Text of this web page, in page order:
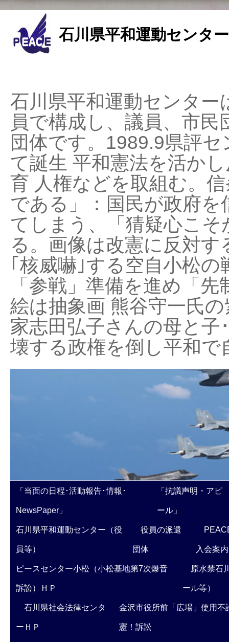
石川県平和運動センタ
石川県平和運動センタ
員で構成し、議員、市
団体です。1989.9県評
て誕生 平和憲法を活か
育 人権などを取組む。
である」：国民が政府
てしまう、「猜疑心こ
る。画像は改憲に反対
｢核威嚇｣する空自小松
「参戦」準備を進め「
絵は抽象画 熊谷守一氏
家志田弘子さんの母と子
壊する政権を倒し平和
「当面の日程･活動報告･情報･
NewsPaper」
「抗議声明・アピ
ール」
石川県平和運動センター（役
員等）
役員の派遣
団体 入会案内
ピースセンター小松（小松基地第7次爆音
訴訟）ＨＰ
原水禁石
ール等）
石川県社会法律センタ
ーＨＰ
金沢市役所前「広場」使用不
憲！訴訟